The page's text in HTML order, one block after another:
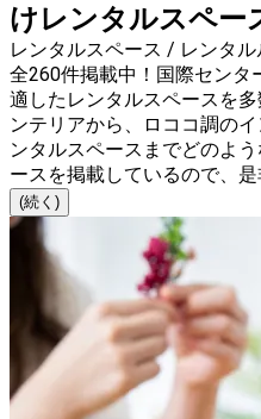
けレンタルスペー
レンタルスペース / レンタル
全260件掲載中！国際センタ
適したレンタルスペースを
ンテリアから、ロココ調の
ンタルスペースまでどのよ
ースを掲載しているので、是
(続く)